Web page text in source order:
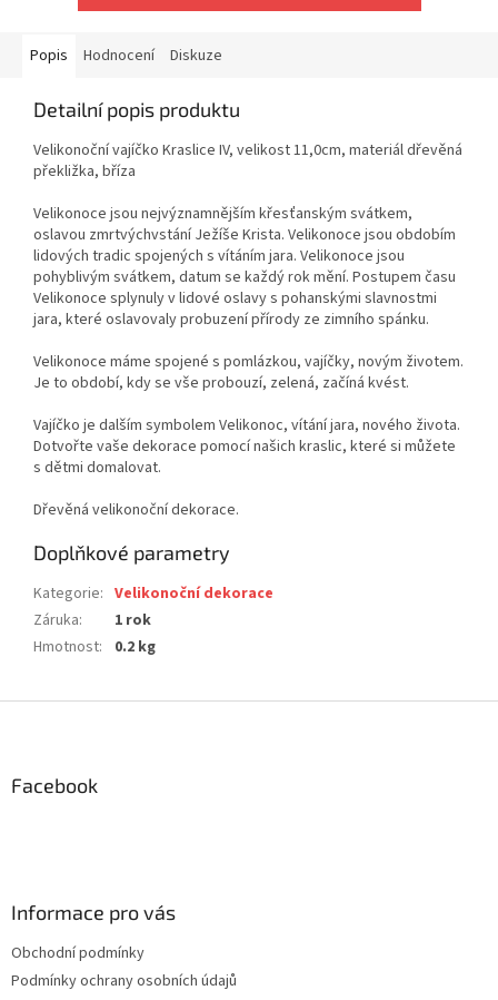
Popis Hodnocení Diskuze
Detailní popis produktu
Velikonoční vajíčko Kraslice IV, velikost 11,0cm, materiál dřevěná
překližka, bříza
Velikonoce jsou nejvýznamnějším křesťanským svátkem,
oslavou zmrtvýchvstání Ježíše Krista. Velikonoce jsou obdobím
lidových tradic spojených s vítáním jara. Velikonoce jsou
pohyblivým svátkem, datum se každý rok mění. Postupem času
Velikonoce splynuly v lidové oslavy s pohanskými slavnostmi
jara, které oslavovaly probuzení přírody ze zimního spánku.
Velikonoce máme spojené s pomlázkou, vajíčky, novým životem.
Je to období, kdy se vše probouzí, zelená, začíná kvést.
Vajíčko je dalším symbolem Velikonoc, vítání jara, nového života.
Dotvořte vaše dekorace pomocí našich kraslic, které si můžete
s dětmi domalovat.
Dřevěná velikonoční dekorace.
Doplňkové parametry
Kategorie: Velikonoční dekorace
Záruka:
1 rok
Hmotnost: 0.2 kg
Facebook
Informace pro vás
Obchodní podmínky
Podmínky ochrany osobních údajů